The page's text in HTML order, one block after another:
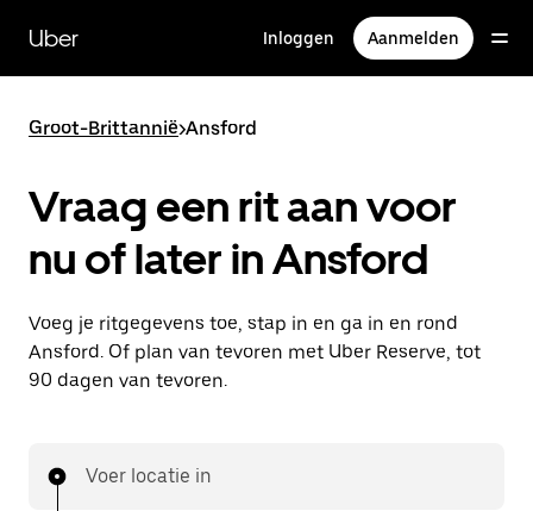
naar
hoofdinhoud
Uber Inloggen Aanmelden
Groot-Brittannië>Ansford
Vraag een rit aan voor
nu of later in Ansford
Voeg je ritgegevens toe, stap in en ga in en rond
Ansford. Of plan van tevoren met Uber Reserve, tot
90 dagen van tevoren.
Voer locatie in